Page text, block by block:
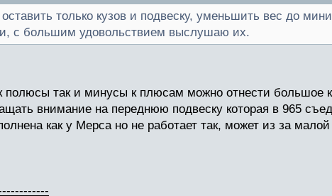
только кузов и подвеску, уменьшить вес до
с большим удовольствием выслушаю их.
полюсы так и минусы к плюсам можно отнести большое
внимание на переднюю подвеску которая в 965
как у Мерса но не работает так, может из за